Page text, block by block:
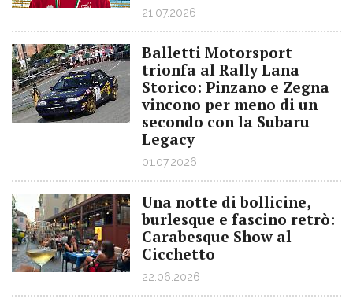
21.07.2026
Balletti Motorsport
trionfa al Rally Lana
Storico: Pinzano e Zegna
vincono per meno di un
secondo con la Subaru
Legacy
01.07.2026
Una notte di bollicine,
burlesque e fascino retrò:
Carabesque Show al
Cicchetto
22.06.2026